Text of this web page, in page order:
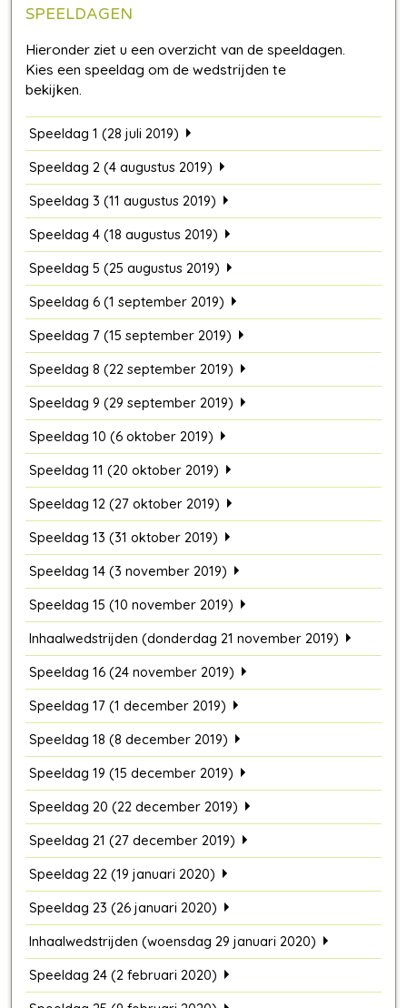
SPEELDAGEN
Speeldag 1 (28 juli 2019)
Speeldag 2 (4 augustus 2019)
Speeldag 3 (11 augustus 2019)
Speeldag 4 (18 augustus 2019)
Speeldag 5 (25 augustus 2019)
Speeldag 6 (1 september 2019)
Speeldag 7 (15 september 2019)
Speeldag 8 (22 september 2019)
Speeldag 9 (29 september 2019)
Speeldag 10 (6 oktober 2019)
Speeldag 11 (20 oktober 2019)
Speeldag 12 (27 oktober 2019)
Speeldag 13 (31 oktober 2019)
Speeldag 14 (3 november 2019)
Speeldag 15 (10 november 2019)
Inhaalwedstrijden (donderdag 21 november 2019)
Speeldag 16 (24 november 2019)
Speeldag 17 (1 december 2019)
Speeldag 18 (8 december 2019)
Speeldag 19 (15 december 2019)
Speeldag 20 (22 december 2019)
Speeldag 21 (27 december 2019)
Speeldag 22 (19 januari 2020)
Speeldag 23 (26 januari 2020)
Inhaalwedstrijden (woensdag 29 januari 2020)
Speeldag 24 (2 februari 2020)